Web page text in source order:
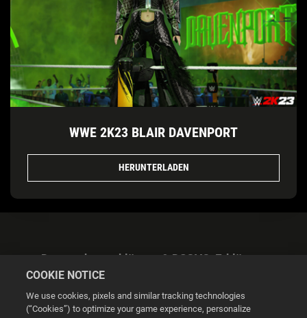
WWE 2K23 BLAIR DAVENPORT
HERUNTERLADEN
Datenschutzerklärung & DSGVO-Erklärung
COOKIE NOTICE
We use cookies, pixels and similar tracking technologies
(“Cookies”) to optimize your game experience, personalize